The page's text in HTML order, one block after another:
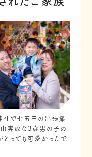
社で七五三の出張撮
由奔放な3歳男の子の
とっても可愛かったで